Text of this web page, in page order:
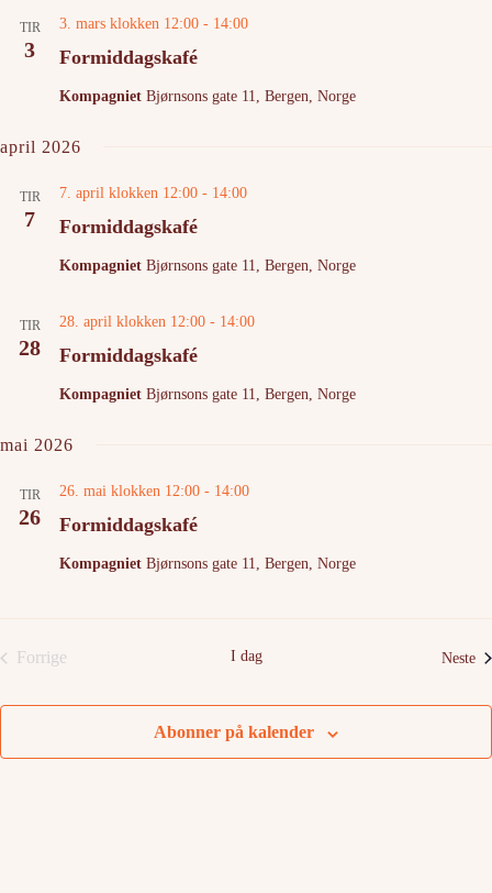
TIR
3 Formiddagskafé
3. mars klokken 12:00 - 14:00
Kompagniet Bjørnsons gate 11, Bergen, Norge
april 2026
TIR
7 Formiddagskafé
7. april klokken 12:00 - 14:00
Kompagniet Bjørnsons gate 11, Bergen, Norge
TIR
28 Formiddagskafé
28. april klokken 12:00 - 14:00
Kompagniet Bjørnsons gate 11, Bergen, Norge
mai 2026
TIR
26 Formiddagskafé
26. mai klokken 12:00 - 14:00
Kompagniet Bjørnsons gate 11, Bergen, Norge
Forrige
I dag Neste
Abonner på kalender